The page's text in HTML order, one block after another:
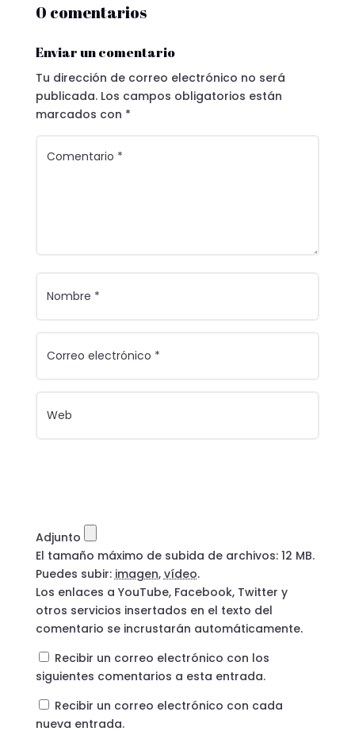
0 comentarios
Enviar un comentario
Tu dirección de correo electrónico no será
publicada. Los campos obligatorios están
marcados con *
Adjunto
El tamaño máximo de subida de archivos: 12 MB.
Puedes subir: imagen, vídeo.
Los enlaces a YouTube, Facebook, Twitter y
otros servicios insertados en el texto del
comentario se incrustarán automáticamente.
Recibir un correo electrónico con los
siguientes comentarios a esta entrada.
Recibir un correo electrónico con cada
nueva entrada.